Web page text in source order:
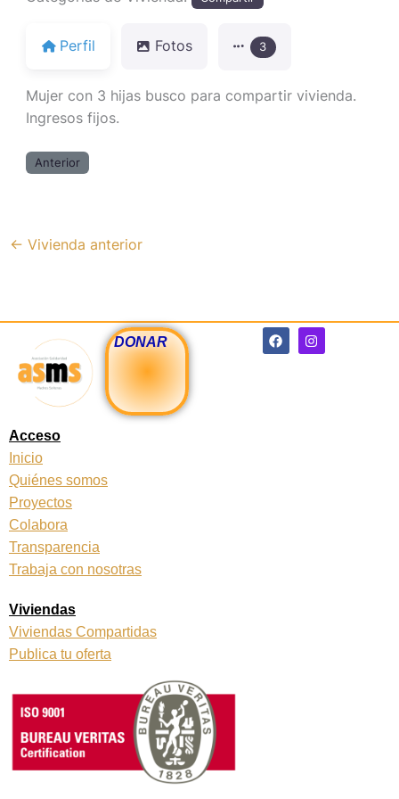
Perfil Fotos 3
Mujer con 3 hijas busco para compartir vivienda.
Ingresos fijos.
Anterior
← Vivienda anterior
DONAR
F
a
I
n
Acceso
Inicio
Quiénes somos
Proyectos
Colabora
Transparencia
Trabaja con nosotras
Viviendas
Viviendas Compartidas
Publica tu oferta